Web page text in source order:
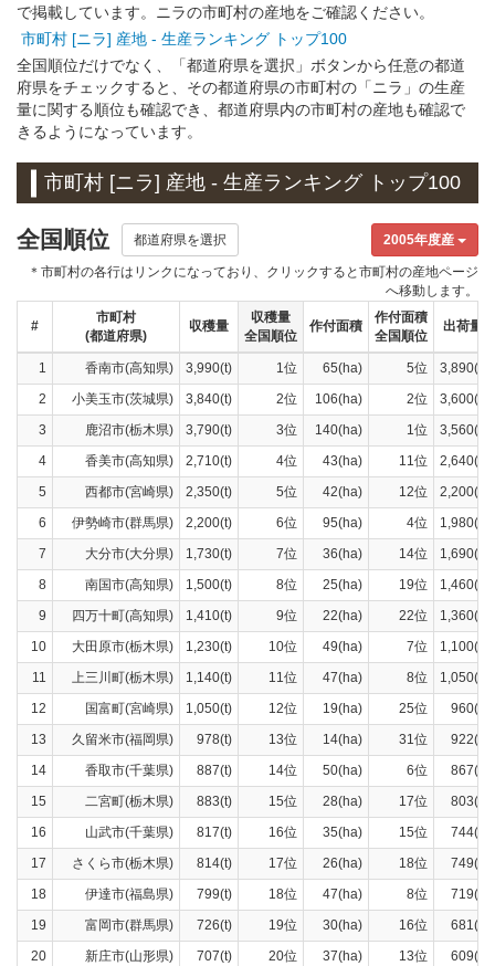
で掲載しています。ニラの市町村の産地をご確認ください。
市町村 [ニラ] 産地 - 生産ランキング トップ100
全国順位だけでなく、「都道府県を選択」ボタンから任意の都道
府県をチェックすると、その都道府県の市町村の「ニラ」の生産
量に関する順位も確認でき、都道府県内の市町村の産地も確認で
きるようになっています。
市町村 [ニラ] 産地 - 生産ランキング トップ100
全国順位 都道府県を選択 2005年度産
＊市町村の各行はリンクになっており、クリックすると市町村の産地ページ
へ移動します。
#
市町村
(都道府県)
収穫量
収穫量
全国順位
作付面積
作付面積
全国順位
出荷量
1 香南市(高知県) 3,990(t) 1位 65(ha) 5位
3,890(t)
2
小美玉市(茨城県) 3,840(t) 2位 106(ha) 2位
3,600(t)
3
鹿沼市(栃木県) 3,790(t) 3位 140(ha) 1位
3,560(t)
4
香美市(高知県) 2,710(t) 4位 43(ha) 11位
2,640(t)
5
西都市(宮崎県) 2,350(t) 5位 42(ha) 12位
2,200(t)
6
伊勢崎市(群馬県) 2,200(t) 6位 95(ha) 4位
1,980(t)
7
大分市(大分県) 1,730(t) 7位 36(ha) 14位
1,690(t)
8
南国市(高知県) 1,500(t) 8位 25(ha) 19位
1,460(t)
9
四万十町(高知県) 1,410(t) 9位 22(ha) 22位
1,360(t)
10
大田原市(栃木県) 1,230(t) 10位 49(ha) 7位
1,100(t)
11
上三川町(栃木県) 1,140(t) 11位 47(ha) 8位
1,050(t)
12
国富町(宮崎県) 1,050(t) 12位 19(ha) 25位
960(t)
13
久留米市(福岡県) 978(t) 13位 14(ha) 31位
922(t)
14
香取市(千葉県) 887(t) 14位 50(ha) 6位
867(t)
15
二宮町(栃木県) 883(t) 15位 28(ha) 17位
803(t)
16
山武市(千葉県) 817(t) 16位 35(ha) 15位
744(t)
17
さくら市(栃木県) 814(t) 17位 26(ha) 18位
749(t)
18
伊達市(福島県) 799(t) 18位 47(ha) 8位
719(t)
19
富岡市(群馬県) 726(t) 19位 30(ha) 16位
681(t)
20
新庄市(山形県) 707(t) 20位 37(ha) 13位
609(t)